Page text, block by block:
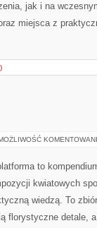
jak i na
miejsca z
to
kwiatowych
wiedzą. To
florystyczne detale,